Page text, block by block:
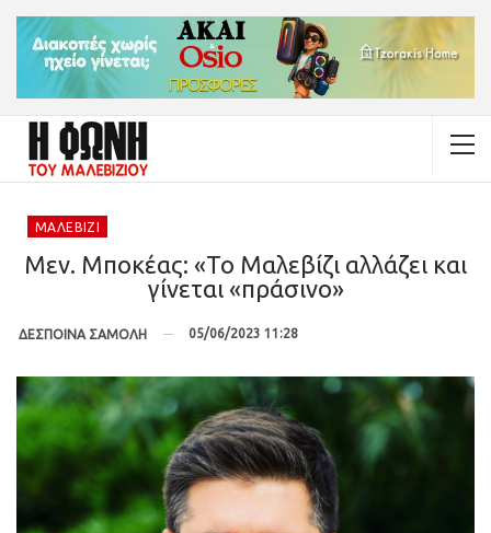
ΜΑΛΕΒΊΖΙ
Μεν. Μποκέας: «Το Μαλεβίζι αλλάζει και
γίνεται «πράσινο»
ΔΕΣΠΟΙΝΑ ΣΑΜΟΛΗ 05/06/2023 11:28